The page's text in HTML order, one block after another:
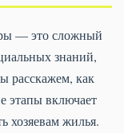
— это сложный
знаний,
расскажем, как
этапы включает
хозяевам жилья.